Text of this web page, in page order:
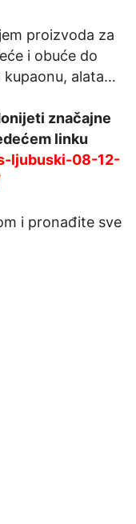
proizvoda za
i obuće do
kupaonu, alata…
značajne
linku
ljubuski-08-12-
i pronađite sve